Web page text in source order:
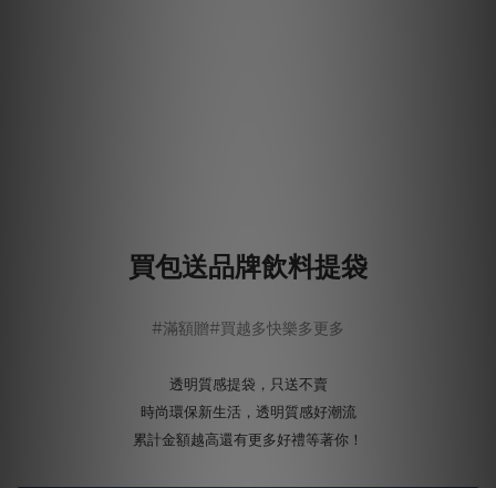
買包送品牌飲料提袋
#滿額贈#買越多快樂多更多
透明質感提袋，只送不賣
時尚環保新生活，透明質感好潮流
累計金額越高還有更多好禮等著你！